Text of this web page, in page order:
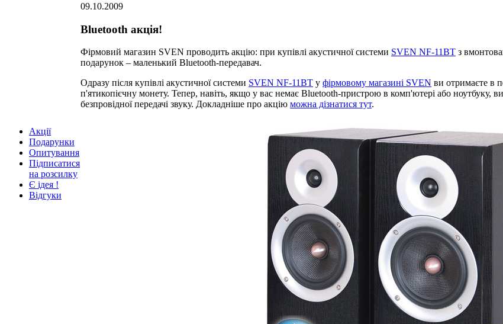
Акції
Подарунки
Опитування
Підписатися
на розсилку
Є ідея !
Відгуки
09.10.2009
Bluetooth акція!
Фірмовий магазин SVEN проводить акцію: при купівлі акустичної системи SVEN NF-11BT з
подарунок – маленький Bluetooth-передавач.
Одразу після купівлі акустичної системи SVEN NF-11BT у фірмовому магазині SVEN ви отримаєте в
п'ятикопієчну монету. Тепер, навіть, якщо у вас немає Bluetooth-пристрою в комп'ютері або ноутбуку,
безпровідної передачі звуку. Докладніше про акцію можна дізнатися тут.